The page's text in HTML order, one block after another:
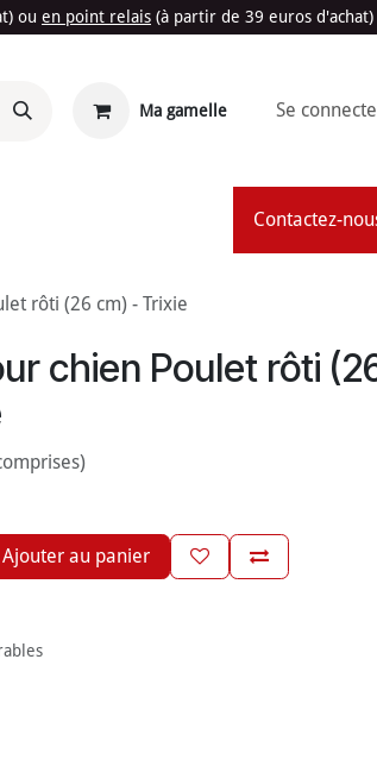
ou en point relais (à partir de 39 euros d'achat)
Ma gamelle Se
Contactez-
rôti (26 cm) - Trixie
chien Poulet rôti
Ajouter au panier